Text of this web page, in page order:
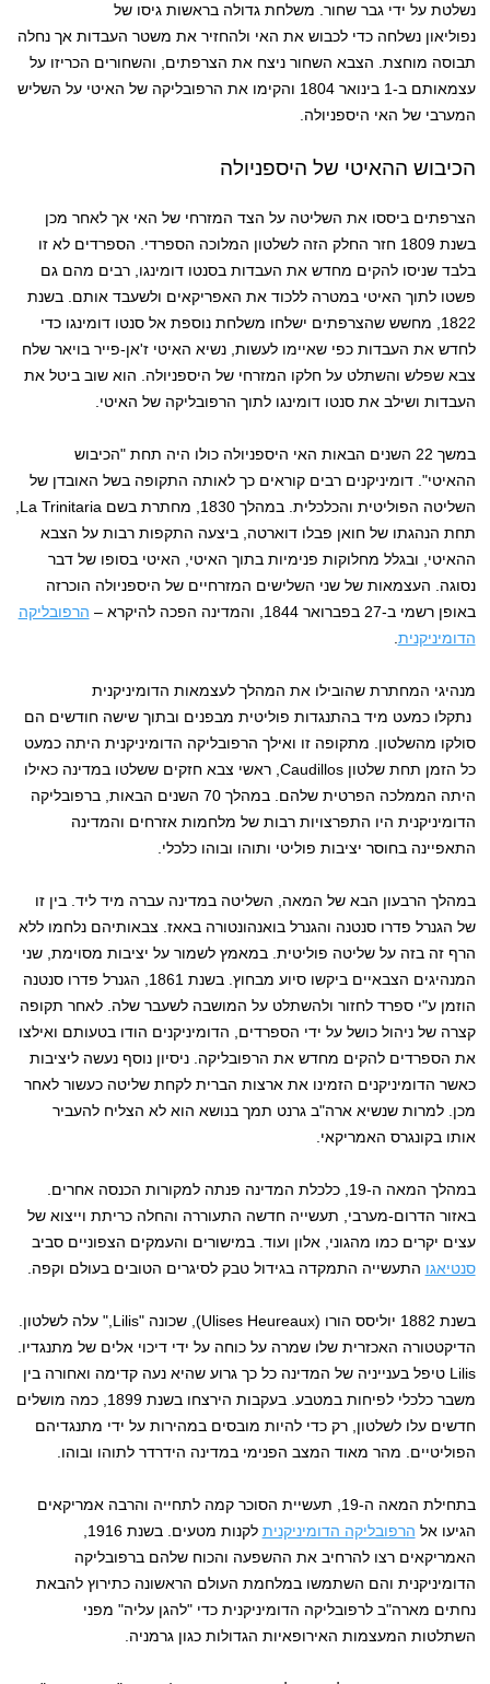
נשלטת על ידי גבר שחור. משלחת גדולה בראשות גיסו של
נפוליאון נשלחה כדי לכבוש את האי ולהחזיר את משטר העבדות אך נחלה
תבוסה מוחצת. הצבא השחור ניצח את הצרפתים, והשחורים הכריזו על
עצמאותם ב-1 בינואר 1804 והקימו את הרפובליקה של האיטי על השליש
המערבי של האי היספניולה.
הכיבוש ההאיטי של היספניולה
הצרפתים ביססו את השליטה על ​​הצד המזרחי של האי אך לאחר מכן
בשנת 1809 חזר החלק הזה לשלטון המלוכה הספרדי. הספרדים לא זו
בלבד שניסו להקים מחדש את העבדות בסנטו דומינגו, רבים מהם גם
פשטו לתוך האיטי במטרה ללכוד את האפריקאים ולשעבד אותם. בשנת
1822, מחשש שהצרפתים ישלחו משלחת נוספת אל סנטו דומינגו כדי
לחדש את העבדות כפי שאיימו לעשות, נשיא האיטי ז'אן-פייר בויאר שלח
צבא שפלש והשתלט על חלקו המזרחי של היספניולה. הוא שוב ביטל את
העבדות ושילב את סנטו דומינגו לתוך הרפובליקה של האיטי.
במשך 22 השנים הבאות האי היספניולה כולו היה תחת "הכיבוש
ההאיטי". דומיניקנים רבים קוראים כך לאותה התקופה בשל האובדן של
השליטה הפוליטית והכלכלית. במהלך 1830, מחתרת בשם La Trinitaria,
תחת הנהגתו של חואן פבלו דוארטה, ביצעה התקפות רבות על הצבא
ההאיטי, ובגלל מחלוקות פנימיות בתוך האיטי, האיטי בסופו של דבר
נסוגה. העצמאות של שני השלישים המזרחיים של היספניולה הוכרזה
באופן רשמי ב-27 בפברואר 1844, והמדינה הפכה להיקרא –
הרפובליקה
הדומיניקנית.
מנהיגי המחתרת שהובילו את המהלך לעצמאות הדומיניקנית
נתקלו כמעט מיד בהתנגדות פוליטית מבפנים ובתוך שישה חודשים הם
סולקו מהשלטון. מתקופה זו ואילך הרפובליקה הדומיניקנית היתה כמעט
כל הזמן תחת שלטון Caudillos, ראשי צבא חזקים ששלטו במדינה כאילו
היתה הממלכה הפרטית שלהם. במהלך 70 השנים הבאות, ברפובליקה
הדומיניקנית היו התפרצויות רבות של מלחמות אזרחים והמדינה
התאפיינה בחוסר יציבות פוליטי ותוהו ובוהו כלכלי.
במהלך הרבעון הבא של המאה, השליטה במדינה עברה מיד ליד. בין זו
של הגנרל פדרו סנטנה והגנרל בואנהונטורה באאז. צבאותיהם נלחמו ללא
הרף זה בזה על שליטה פוליטית. במאמץ לשמור על יציבות מסוימת, שני
המנהיגים הצבאיים ביקשו סיוע מבחוץ. בשנת 1861, הגנרל פדרו סנטנה
הוזמן ע"י ספרד לחזור ולהשתלט על המושבה לשעבר שלה. לאחר תקופה
קצרה של ניהול כושל על ידי הספרדים, הדומיניקנים הודו בטעותם ואילצו
את הספרדים להקים מחדש את הרפובליקה. ניסיון נוסף נעשה ליציבות
כאשר הדומיניקנים הזמינו את ארצות הברית לקחת שליטה כעשור לאחר
מכן. למרות שנשיא ארה"ב גרנט תמך בנושא הוא לא הצליח להעביר
אותו בקונגרס האמריקאי.
במהלך המאה ה-19, כלכלת המדינה פנתה למקורות הכנסה אחרים.
באזור הדרום-מערבי, תעשייה חדשה התעוררה והחלה כריתת וייצוא של
עצים יקרים כמו מהגוני, אלון ועוד. במישורים והעמקים הצפוניים סביב
סנטיאגו התעשייה התמקדה בגידול טבק לסיגרים הטובים בעולם וקפה.
בשנת 1882 יוליסס הורו ( Ulises Heureaux
), שכונה "Lilis," עלה לשלטון.
הדיקטטורה האכזרית שלו שמרה על כוחה על ידי דיכוי אלים של מתנגדיו.
Lilis טיפל בענייניה של המדינה כל כך גרוע שהיא נעה קדימה ואחורה בין
משבר כלכלי לפיחות במטבע. בעקבות הירצחו בשנת 1899, כמה מושלים
חדשים עלו לשלטון, רק כדי להיות מובסים במהירות על ידי מתנגדיהם
הפוליטיים. מהר מאוד המצב הפנימי במדינה הידרדר לתוהו ובוהו.
בתחילת המאה ה-19, תעשיית הסוכר קמה לתחייה והרבה אמריקאים
הגיעו אל הרפובליקה הדומיניקנית
לקנות מטעים. בשנת 1916,
האמריקאים רצו להרחיב את ההשפעה והכוח שלהם ברפובליקה
הדומיניקנית והם השתמשו במלחמת העולם הראשונה כתירוץ להבאת
נחתים מארה"ב לרפובליקה הדומיניקנית כדי "להגן עליה" מפני
השתלטות המעצמות האירופאיות הגדולות כגון גרמניה.